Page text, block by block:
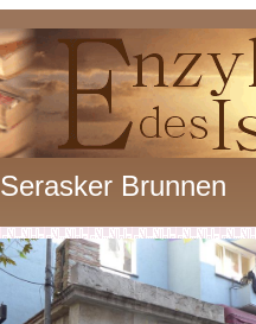
Serasker Brunnen